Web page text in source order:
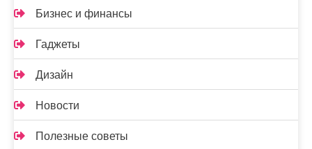
Бизнес и финансы
Гаджеты
Дизайн
Новости
Полезные советы